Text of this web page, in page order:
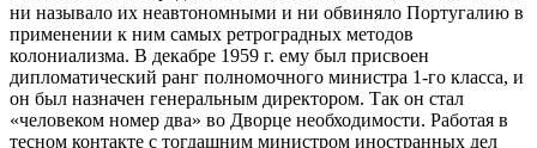
ни называло их неавтономными и ни обвиняло Португалию в
применении к ним самых ретроградных методов
колониализма. В декабре 1959 г. ему был присвоен
дипломатический ранг полномочного министра 1-го класса, и
он был назначен генеральным директором. Так он стал
«человеком номер два» во Дворце необходимости. Работая в
тесном контакте с тогдашним министром иностранных дел